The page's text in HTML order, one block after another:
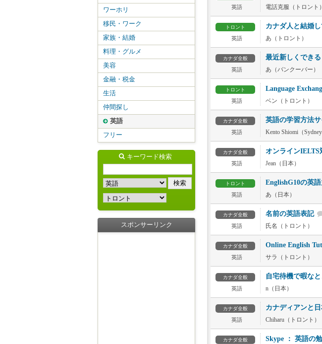
英語
電話克服（トロント）
トロント
英語
カナダ人と結婚
あ（トロント）
カナダ全般
英語
最近新しくでき
あ（バンクーバー）
トロント
英語
Language
ベン（トロント）
カナダ全般
英語
英語の学習方法サ
Kento Shiomi（Sydney
カナダ全般
英語
オンラインIELTS
Jean（日本）
トロント
英語
EnglishG10の英語
あ（日本）
カナダ全般
英語
名前の英語表記
氏名（トロント）
カナダ全般
英語
Online English
サラ（トロント）
カナダ全般
英語
自宅待機で暇な
n（日本）
カナダ全般
英語
カナディアンと
Chiharu（トロント）
カナダ全般 Skype ： 英語の
ワーホリ
移民・ワーク
家族・結婚
料理・グルメ
美容
金融・税金
生活
仲間探し
英語
フリー
キーワード検索
スポンサーリンク